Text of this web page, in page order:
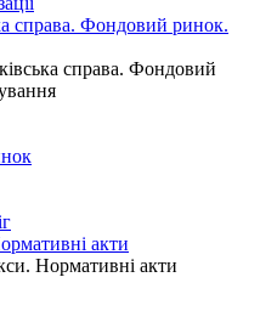
справа. Фондовий ринок.
справа. Фондовий
акти
Нормативні акти